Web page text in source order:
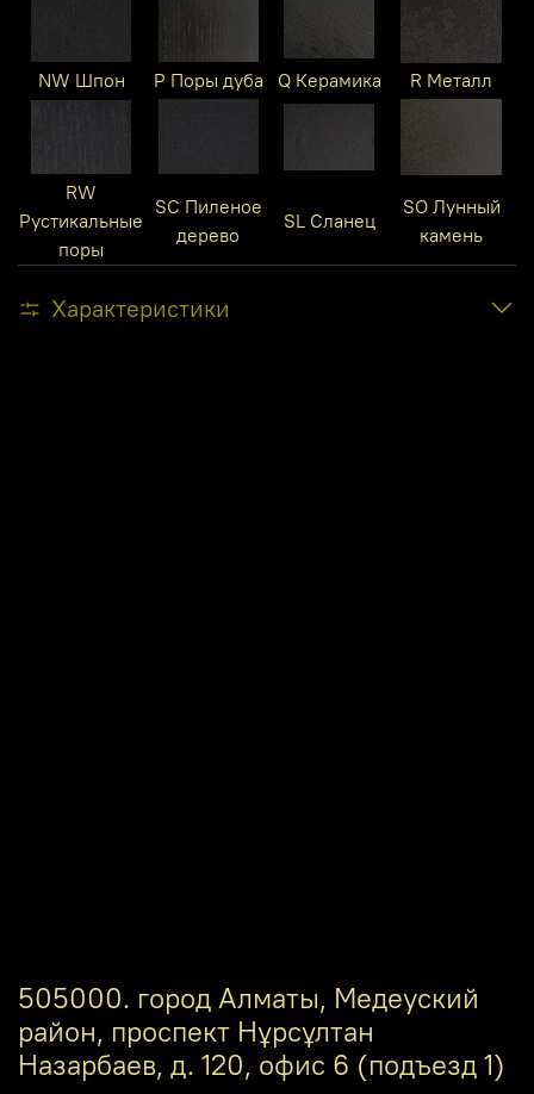
NW Шпон P Поры дуба Q Керамика R Металл
RW
Рустикальные
поры
SC Пиленое
дерево
SL Сланец
SO Лунный
камень
Характеристики
505000. город Алматы, Медеуский
район, проспект Нұрсұлтан
Назарбаев, д. 120, офис 6 (подъезд 1)